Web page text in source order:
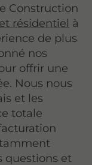
Construction
résidentiel à
de plus
nos
offrir une
Nous nous
et les
totale
questions et